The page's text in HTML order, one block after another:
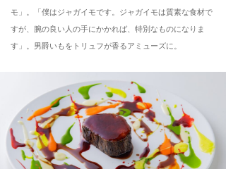
モ」。「僕はジャガイモです。ジャガイモは質素な食材で
すが、腕の良い人の手にかかれば、特別なものになりま
す」。男爵いもをトリュフが香るアミューズに。